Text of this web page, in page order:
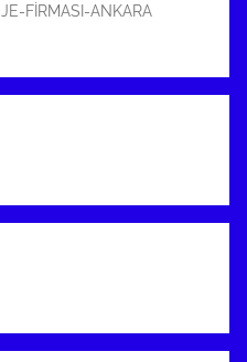
FİRMASI-ANKARA